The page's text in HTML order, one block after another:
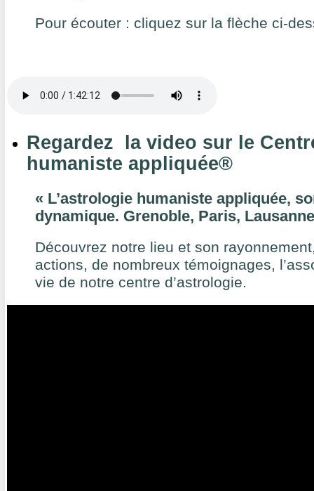
Pour écouter : cliquez sur la flèche ci-
Regardez la video sur le
humaniste appliquée®
« L’astrologie humaniste appliquée,
dynamique. Grenoble, Paris,
Découvrez notre lieu et son
actions, de nombreux témoignages,
vie de notre centre d’astrologie.